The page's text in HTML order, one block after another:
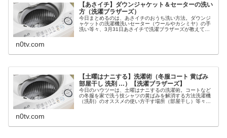
【あさイチ】ダウンジャケット＆セーターの洗い
方（洗濯ブラザーズ）
今日まとめるのは、あさイチのおうち洗い方法。ダウンジ
ャケットの洗濯機洗いセーター（ウールやカシミヤ）の手
洗い等々、3月31日あさイチで洗濯ブラザーズが教えてく
n0tv.com
【土曜はナニする】洗濯術（冬服コート 黄ばみ
部屋干し 洗剤 …）【洗濯ブラザーズ】
今日のハウツーは、土曜はナニするの洗濯術。コートなど
の冬服を家で洗う技シャツの黄ばみを解消する方法洗濯機
（洗剤）のオススメの使い方干す場所（部屋干し）等々、
n0tv.com